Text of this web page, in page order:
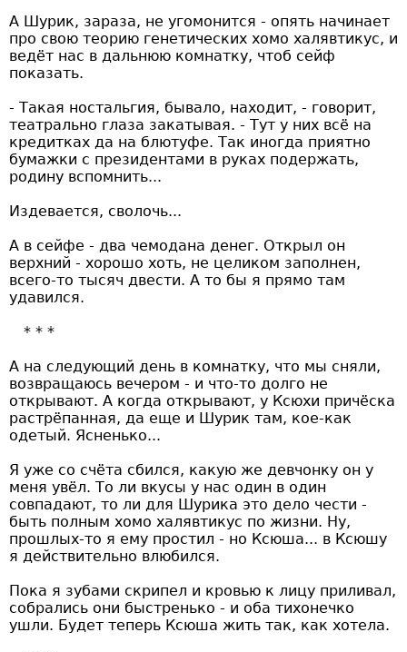
А Шурик, зараза, не угомонится - опять начинает
про свою теорию генетических хомо халявтикус, и
ведёт нас в дальнюю комнатку, чтоб сейф
показать.
- Такая ностальгия, бывало, находит, - говорит,
театрально глаза закатывая. - Тут у них всё на
кредитках да на блютуфе. Так иногда приятно
бумажки с президентами в руках подержать,
родину вспомнить...
Издевается, сволочь...
А в сейфе - два чемодана денег. Открыл он
верхний - хорошо хоть, не целиком заполнен,
всего-то тысяч двести. А то бы я прямо там
удавился.
А на следующий день в комнатку, что мы сняли,
возвращаюсь вечером - и что-то долго не
открывают. А когда открывают, у Ксюхи причёска
растрёпанная, да еще и Шурик там, кое-как
одетый. Ясненько...
Я уже со счёта сбился, какую же девчонку он у
меня увёл. То ли вкусы у нас один в один
совпадают, то ли для Шурика это дело чести -
быть полным хомо халявтикус по жизни. Ну,
прошлых-то я ему простил - но Ксюша... в Ксюшу
я действительно влюбился.
Пока я зубами скрипел и кровью к лицу приливал,
собрались они быстренько - и оба тихонечко
ушли. Будет теперь Ксюша жить так, как хотела.